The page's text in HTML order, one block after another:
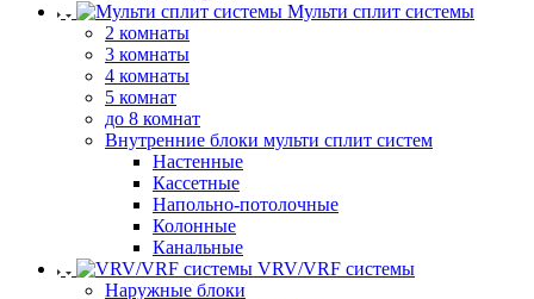
Мульти сплит системы
2 комнаты
3 комнаты
4 комнаты
5 комнат
до 8 комнат
Внутренние блоки мульти сплит систем
Настенные
Кассетные
Напольно-потолочные
Колонные
Канальные
VRV/VRF системы
Наружные блоки